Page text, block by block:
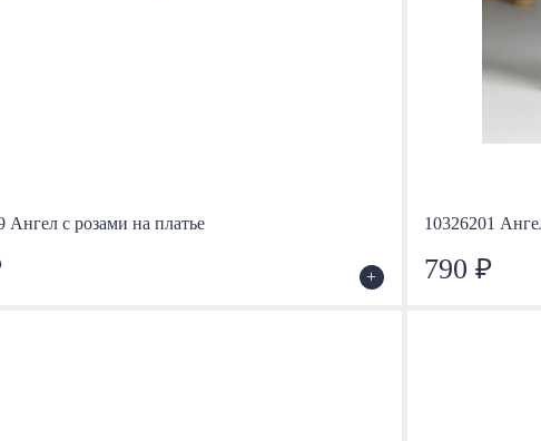
Ангел с розами на платье
+
10326201
790 ₽